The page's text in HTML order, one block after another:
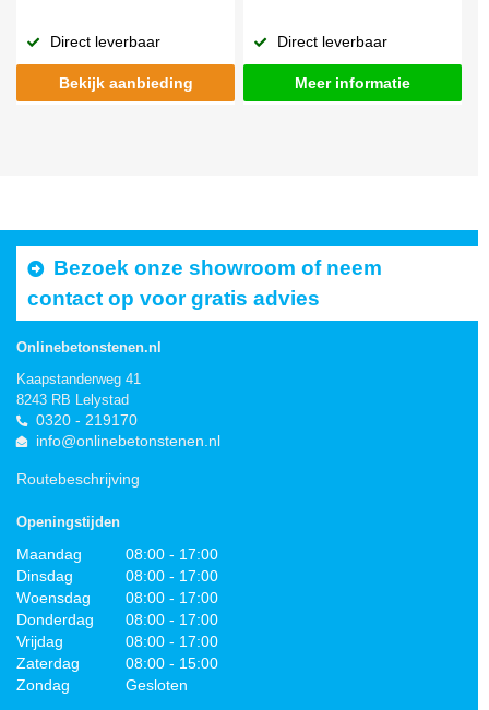
Direct leverbaar
Bekijk aanbieding
Direct leverbaar
Meer informatie
Bezoek onze showroom of neem
contact op voor gratis advies
Onlinebetonstenen.nl
Kaapstanderweg 41
8243 RB Lelystad
0320 - 219170
info@onlinebetonstenen.nl
Routebeschrijving
Openingstijden
Maandag
08:00 - 17:00
Dinsdag
08:00 - 17:00
Woensdag
08:00 - 17:00
Donderdag
08:00 - 17:00
Vrijdag
08:00 - 17:00
Zaterdag
08:00 - 15:00
Zondag
Gesloten